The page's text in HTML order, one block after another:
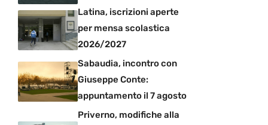
Latina, iscrizioni aperte
per mensa scolastica
2026/2027
Sabaudia, incontro con
Giuseppe Conte:
appuntamento il 7 agosto
Priverno, modifiche alla